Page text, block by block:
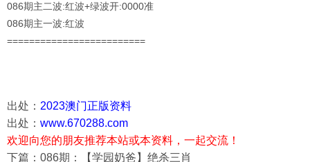
086期主二波:红波+绿波开:0000准
086期主一波:红波
=========================
出处： 2023澳门正版资料
出处： www.670288.com
欢迎向您的朋友推荐本站或本资料，一起交流！
下篇：086期：【学园奶爸】绝杀三肖